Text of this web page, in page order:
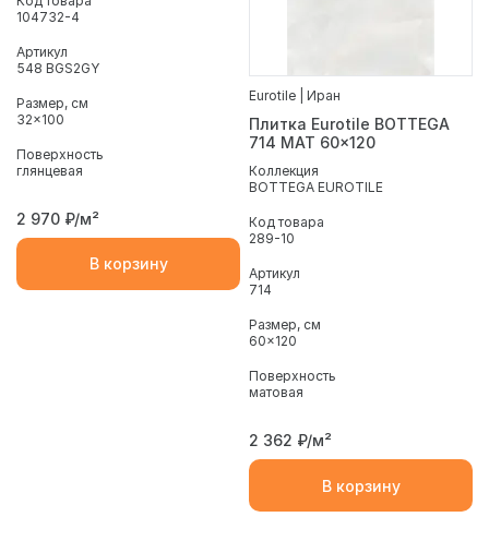
104732-4
Артикул
548 BGS2GY
Размер, см
32x100
Поверхность
глянцевая
2 970 ₽/м²
В корзину
Eurotile | Иран
Плитка Eurotile BOTTEGA
714 MAT 60x120
Коллекция
BOTTEGA EUROTILE
Код товара
289-10
Артикул
714
Размер, см
60x120
Поверхность
матовая
2 362 ₽/м²
В корзину